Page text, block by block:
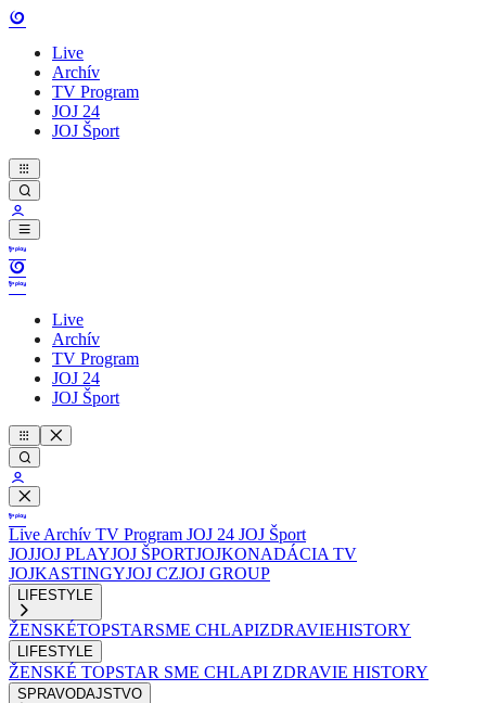
Live
Archív
TV Program
JOJ 24
JOJ Šport
Live
Archív
TV Program
JOJ 24
JOJ Šport
Live Archív TV Program JOJ 24 JOJ Šport
JOJJOJ PLAYJOJ ŠPORTJOJKONADÁCIA TV
JOJKASTINGYJOJ CZJOJ GROUP
LIFESTYLE
ŽENSKÉTOPSTARSME CHLAPIZDRAVIEHISTORY
LIFESTYLE
ŽENSKÉ TOPSTAR SME CHLAPI ZDRAVIE HISTORY
SPRAVODAJSTVO